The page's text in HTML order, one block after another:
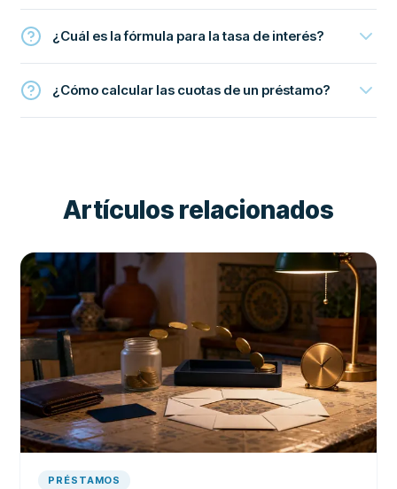
¿Cuál es la fórmula para la tasa de interés?
¿Cómo calcular las cuotas de un préstamo?
Artículos relacionados
PRÉSTAMOS